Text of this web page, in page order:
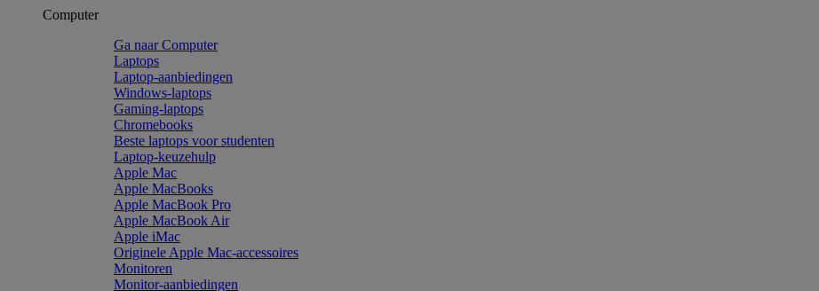
Computer
Ga naar Computer
Laptops
Laptop-aanbiedingen
Windows-laptops
Gaming-laptops
Chromebooks
Beste laptops voor studenten
Laptop-keuzehulp
Apple Mac
Apple MacBooks
Apple MacBook Pro
Apple MacBook Air
Apple iMac
Originele Apple Mac-accessoires
Monitoren
Monitor-aanbiedingen